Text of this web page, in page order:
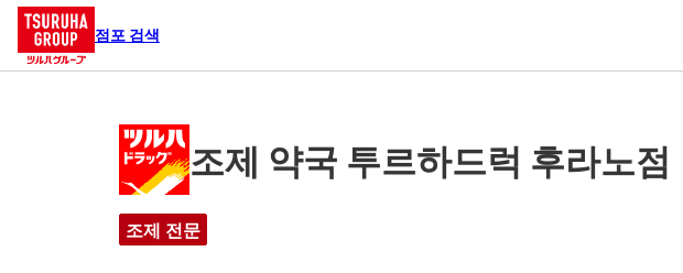
점포 검색
조제 약국 투르하드럭 후라노점
조제 전문